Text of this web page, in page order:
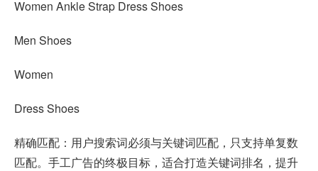
Women Ankle Strap Dress Shoes
Men Shoes
Women
Dress Shoes
精确匹配：用户搜索词必须与关键词匹配，只支持单复数
匹配。手工广告的终极目标，适合打造关键词排名，提升